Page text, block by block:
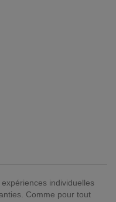
individuelles
Comme pour tout